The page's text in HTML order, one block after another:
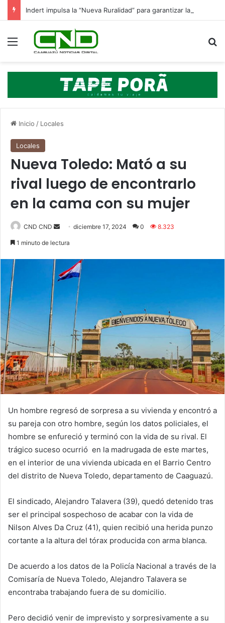
Menú
Inicio / Locales
Locales
Nueva Toledo: Mató a su
rival luego de encontrarlo
en la cama con su mujer
CND CND
Senddiciembre 17, 2024 0 8.323
1 minuto de lectura
Un hombre regresó de sorpresa a su vivienda y encontró a
su pareja con otro hombre, según los datos policiales, el
hombre se enfureció y terminó con la vida de su rival. El
trágico suceso ocurrió en la madrugada de este martes,
en el interior de una vivienda ubicada en el Barrio Centro
del distrito de Nueva Toledo, departamento de Caaguazú.
El sindicado, Alejandro Talavera (39), quedó detenido tras
ser el principal sospechoso de acabar con la vida de
Nilson Alves Da Cruz (41), quien recibió una herida punzo
cortante a la altura del tórax producida con arma blanca.
De acuerdo a los datos de la Policía Nacional a través de la
Comisaría de Nueva Toledo, Alejandro Talavera se
encontraba trabajando fuera de su domicilio.
Pero decidió venir de imprevisto y sorpresivamente a su